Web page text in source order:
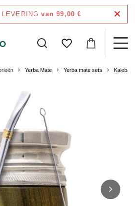
van 99,00 €
Yerba Mate Yerba mate sets Kalebas